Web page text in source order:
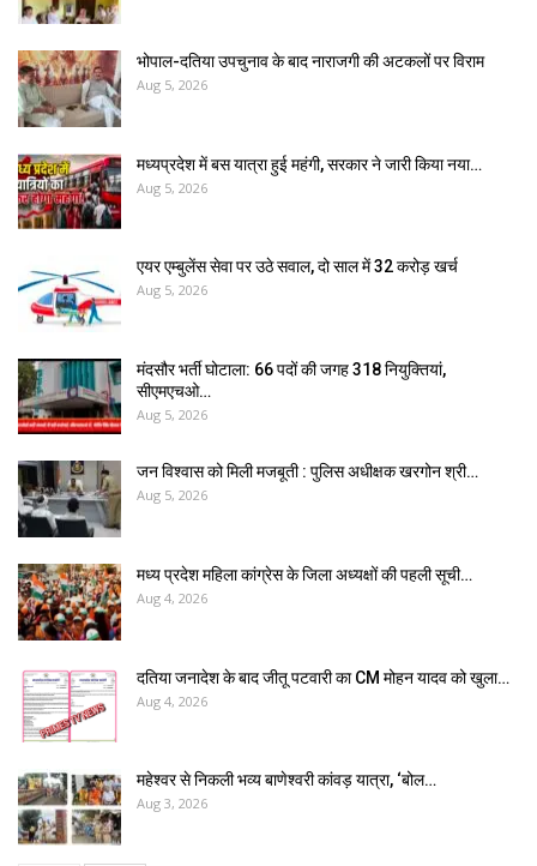
भोपाल-दतिया उपचुनाव के बाद नाराजगी की अटकलों पर विराम
Aug 5, 2026
मध्यप्रदेश में बस यात्रा हुई महंगी, सरकार ने जारी किया नया…
Aug 5, 2026
एयर एम्बुलेंस सेवा पर उठे सवाल, दो साल में ₹32 करोड़ खर्च
Aug 5, 2026
मंदसौर भर्ती घोटाला: 66 पदों की जगह 318 नियुक्तियां,
सीएमएचओ…
Aug 5, 2026
जन विश्वास को मिली मजबूती : पुलिस अधीक्षक खरगोन श्री…
Aug 5, 2026
मध्य प्रदेश महिला कांग्रेस के जिला अध्यक्षों की पहली सूची…
Aug 4, 2026
दतिया जनादेश के बाद जीतू पटवारी का CM मोहन यादव को खुला…
Aug 4, 2026
महेश्वर से निकली भव्य बाणेश्वरी कांवड़ यात्रा, ‘बोल…
Aug 3, 2026